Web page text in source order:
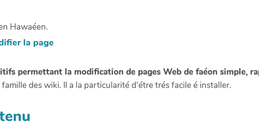
Hawaéen.
la page
permettant la modification de pages Web de faéon simple,
des wiki. Il a la particularité d'étre trés facile é installer.